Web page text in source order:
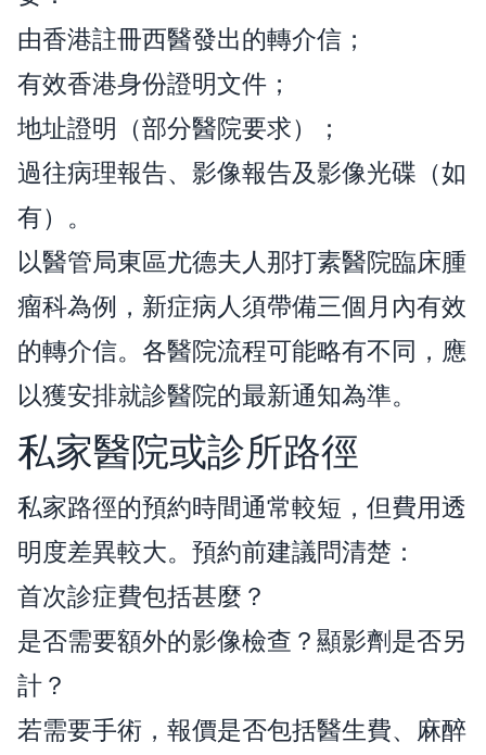
由香港註冊西醫發出的轉介信；
有效香港身份證明文件；
地址證明（部分醫院要求）；
過往病理報告、影像報告及影像光碟（如
有）。
以醫管局東區尤德夫人那打素醫院臨床腫
瘤科為例，新症病人須帶備三個月內有效
的轉介信。各醫院流程可能略有不同，應
以獲安排就診醫院的最新通知為準。
私家醫院或診所路徑
私家路徑的預約時間通常較短，但費用透
明度差異較大。預約前建議問清楚：
首次診症費包括甚麼？
是否需要額外的影像檢查？顯影劑是否另
計？
若需要手術，報價是否包括醫生費、麻醉